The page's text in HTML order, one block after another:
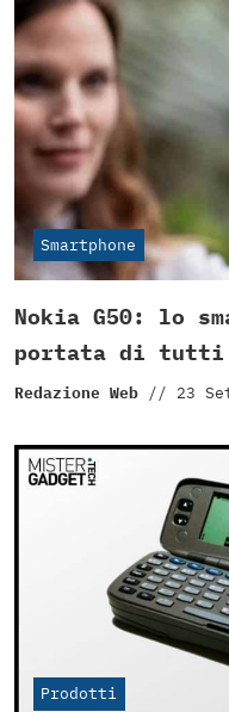
Smartphone
Nokia G50: lo
portata di tutti
Redazione Web // 23
Prodotti